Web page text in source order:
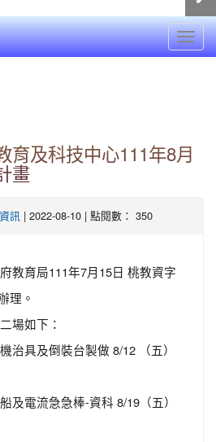
育及科技中心111年8月
畫
訊 | 2022-08-10 | 點閱數： 350
育局111年7月15日 桃教資字
理。
場如下：
及倒裝台製做 8/12 （五）
流急急棒-資科 8/19（五）